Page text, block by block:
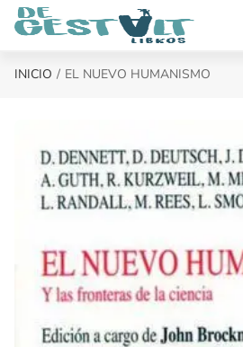
Saltar al contenido principal
INICIO EL NUEVO HUMANISMO